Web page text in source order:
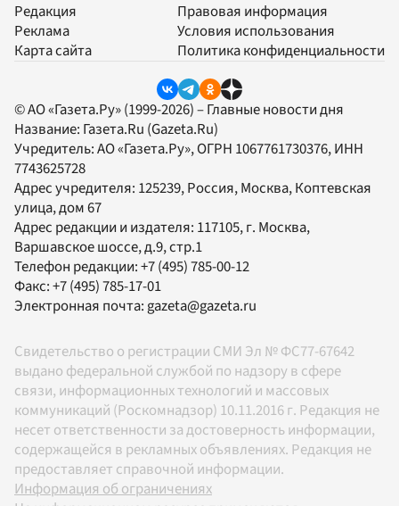
Редакция
Реклама
Карта сайта
Правовая информация
Условия использования
Политика конфиденциальности
© АО «Газета.Ру» (1999-2026) – Главные новости дня
Название: Газета.Ru (Gazeta.Ru)
Учредитель:АО «Газета.Ру», ОГРН 1067761730376, ИНН
7743625728
Адрес учредителя: 125239, Россия, Москва, Коптевская
улица, дом 67
Адрес редакции и издателя: 117105, г. Москва,
Варшавское шоссе, д.9, стр.1
Телефон редакции:+7 (495) 785-00-12
Факс:+7 (495) 785-17-01
Электронная почта:gazeta@gazeta.ru
Свидетельство о регистрации СМИ Эл № ФС77-67642
выдано федеральной службой по надзору в сфере
связи, информационных технологий и массовых
коммуникаций (Роскомнадзор) 10.11.2016 г. Редакция не
несет ответственности за достоверность информации,
содержащейся в рекламных объявлениях. Редакция не
предоставляет справочной информации.
Информация об ограничениях